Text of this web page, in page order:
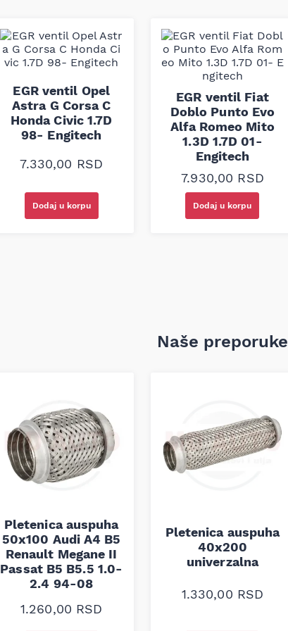
EGR ventil Opel
Astra G Corsa C
Honda Civic 1.7D
98- Engitech
7.330,00 RSD
Dodaj u korpu
EGR ventil Fiat
Doblo Punto Evo
Alfa Romeo Mito
1.3D 1.7D 01-
Engitech
7.930,00 RSD
Dodaj u korpu
Naše preporuke
Pletenica auspuha
50x100 Audi A4 B5
Renault Megane II
Passat B5 B5.5 1.0-
2.4 94-08
1.260,00 RSD
Pletenica auspuha
40x200
univerzalna
1.330,00 RSD